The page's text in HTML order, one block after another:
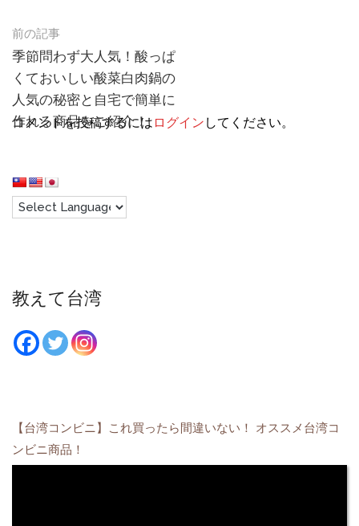
Post
navigation
前の記事
季節問わず大人気！酸っぱ
くておいしい酸菜白肉鍋の
人気の秘密と自宅で簡単に
作れる商品をご紹介！
コメントを投稿するには ログイン してください。
教えて台湾
【台湾コンビニ】これ買ったら間違いない！ オススメ台湾コ
ンビニ商品！